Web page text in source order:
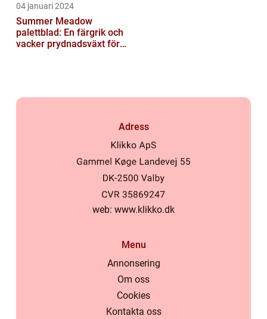
04 januari 2024
Summer Meadow
palettblad: En färgrik och
vacker prydnadsväxt för
Adress
web: www.klikko.dk
Menu
Annonsering
Om oss
Cookies
Kontakta oss